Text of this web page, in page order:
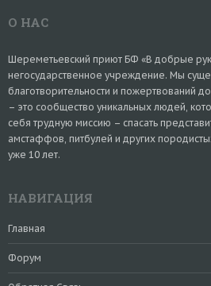
О НАС
Шереметьевский приют БФ «В добрые
негосударственное учреждение. Мы
благотворительности и пожертвований
– это сообщество уникальных людей,
себя трудную миссию – спасать
амстаффов, питбулей и других
уже 10 лет.
НАВИГАЦИЯ
Главная
Форум